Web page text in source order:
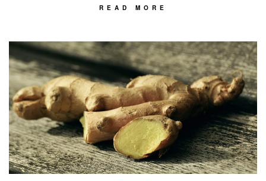
READ MORE